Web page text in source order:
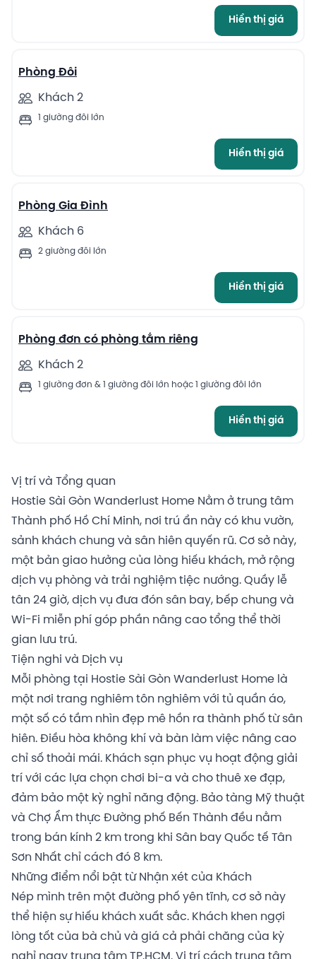
Hiển thị giá
10
Phòng Đôi
Khách 2
1 giường đôi lớn
Hiển thị giá
3
Phòng Gia Đình
Khách 6
2 giường đôi lớn
Hiển thị giá
1
Phòng đơn có phòng tắm riêng
Khách 2
1 giường đơn & 1 giường đôi lớn hoặc 1 giường đôi lớn
Hiển thị giá
Vị trí và Tổng quan
Hostie Sài Gòn Wanderlust Home Nằm ở trung tâm
Thành phố Hồ Chí Minh, nơi trú ẩn này có khu vườn,
sảnh khách chung và sân hiên quyến rũ. Cơ sở này,
một bản giao hưởng của lòng hiếu khách, mở rộng
dịch vụ phòng và trải nghiệm tiệc nướng. Quầy lễ
tân 24 giờ, dịch vụ đưa đón sân bay, bếp chung và
Wi-Fi miễn phí góp phần nâng cao tổng thể thời
gian lưu trú.
Tiện nghi và Dịch vụ
Mỗi phòng tại Hostie Sài Gòn Wanderlust Home là
một nơi trang nghiêm tôn nghiêm với tủ quần áo,
một số có tầm nhìn đẹp mê hồn ra thành phố từ sân
hiên. Điều hòa không khí và bàn làm việc nâng cao
chỉ số thoải mái. Khách sạn phục vụ hoạt động giải
trí với các lựa chọn chơi bi-a và cho thuê xe đạp,
đảm bảo một kỳ nghỉ năng động. Bảo tàng Mỹ thuật
và Chợ Ẩm thực Đường phố Bến Thành đều nằm
trong bán kính 2 km trong khi Sân bay Quốc tế Tân
Sơn Nhất chỉ cách đó 8 km.
Những điểm nổi bật từ Nhận xét của Khách
Nép mình trên một đường phố yên tĩnh, cơ sở này
thể hiện sự hiếu khách xuất sắc. Khách khen ngợi
lòng tốt của bà chủ và giá cả phải chăng của kỳ
nghỉ ngay trung tâm TP.HCM. Vị trí cách trung tâm